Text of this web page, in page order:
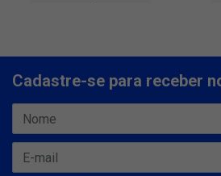
Cadastre-se para receber